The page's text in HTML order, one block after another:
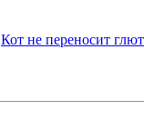
Кот не переносит